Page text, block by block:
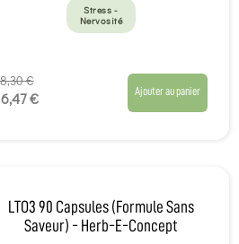
Stress -
Nervosité
€
€ Ajouter au panier
LTO3 90 Capsules (Formule Sans
Saveur) - Herb-E-Concept